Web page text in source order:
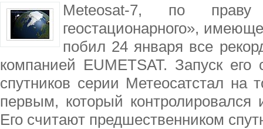
Meteosat-7, по праву
геостационарного»,
побил 24 января все
компанией EUMETSAT. Запуск
спутников серии Метеосатстал
первым, который контролировался
Его считают предшественником